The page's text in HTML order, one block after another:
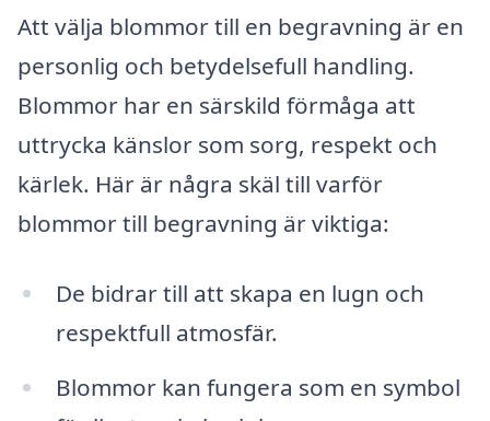
Att välja blommor till en begravning är en
personlig och betydelsefull handling.
Blommor har en särskild förmåga att
uttrycka känslor som sorg, respekt och
kärlek. Här är några skäl till varför
blommor till begravning är viktiga:
De bidrar till att skapa en lugn och
respektfull atmosfär.
Blommor kan fungera som en symbol